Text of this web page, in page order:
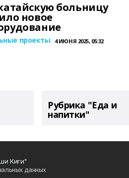
больницу
новое
проекты 4 ИЮНЯ 2025, 05:32
Рубрика "Еда и
напитки"
Киги"
данных